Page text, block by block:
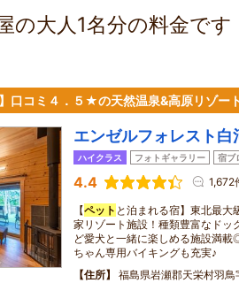
の大人1名分の料金で
口コミ４．５★の天然温泉&高原リゾー
エンゼルフォレスト白
ハイクラス フォトギャラリー 宿ブ
4.4 1,672
【ペット と泊まれる宿】東北最
家リゾート施設！種類豊富なドッ
ど愛犬と一緒に楽しめる施設満
ちゃん専用バイキングも充実♪
住所
福島県岩瀬郡天栄村羽鳥